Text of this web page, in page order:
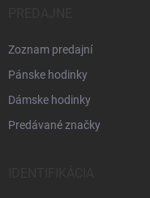
Zoznam predajní
Pánske hodinky
Dámske hodinky
Predávané značky